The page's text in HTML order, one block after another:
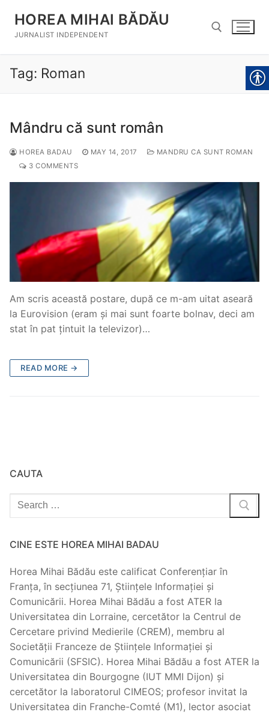
content
HOREA MIHAI BĂDĂU
JURNALIST INDEPENDENT
Tag: Roman
Mândru că sunt român
HOREA BADAU MAY 14, 2017
MANDRU CA SUNT ROMAN
3 COMMENTS
Am scris această postare, după ce m-am uitat aseară
la Eurovision (eram și mai sunt foarte bolnav, deci am
stat în pat țintuit la televizor)…
READ MORE →
CAUTA
Search
for:
CINE ESTE HOREA MIHAI BADAU
Horea Mihai Bădău este calificat Conferențiar în
Franța, în secțiunea 71, Științele Informației și
Comunicării. Horea Mihai Bădău a fost ATER la
Universitatea din Lorraine, cercetător la Centrul de
Cercetare privind Medierile (CREM), membru al
Societății Franceze de Științele Informației și
Comunicării (SFSIC). Horea Mihai Bădău a fost ATER la
Universitatea din Bourgogne (IUT MMI Dijon) și
cercetător la laboratorul CIMEOS; profesor invitat la
Universitatea din Franche-Comté (M1), lector asociat